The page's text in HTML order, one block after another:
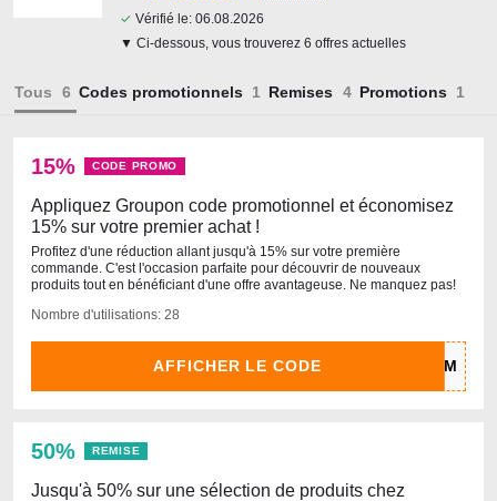
✓ Vérifié le: 06.08.2026
▼ Ci-dessous, vous trouverez 6 offres actuelles
Tous Codes promotionnels Remises Promotions
15% CODE PROMO
Appliquez Groupon code promotionnel et économisez
15% sur votre premier achat !
Profitez d'une réduction allant jusqu'à 15% sur votre première
commande. C'est l'occasion parfaite pour découvrir de nouveaux
produits tout en bénéficiant d'une offre avantageuse. Ne manquez pas!
Nombre d'utilisations: 28
AFFICHER LE CODE
50% REMISE
Jusqu'à 50% sur une sélection de produits chez